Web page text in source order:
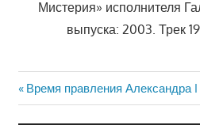
Мистерия» исполнителя
выпуска: 2003. Трек
Навигация
Previous
Post:
Время правления Александра I